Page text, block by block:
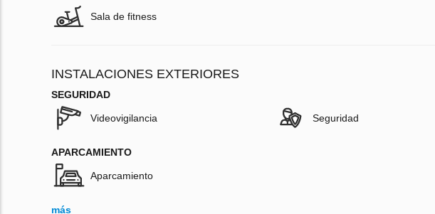
Sala de fitness
INSTALACIONES EXTERIORES
SEGURIDAD
Videovigilancia Seguridad
APARCAMIENTO
Aparcamiento
más